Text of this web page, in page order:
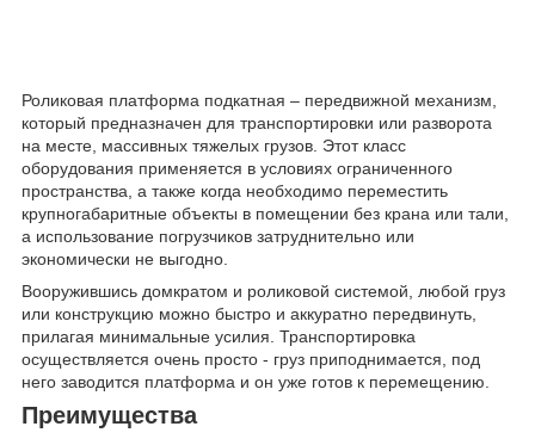
Роликовая платформа подкатная – передвижной механизм,
который предназначен для транспортировки или разворота
на месте, массивных тяжелых грузов. Этот класс
оборудования применяется в условиях ограниченного
пространства, а также когда необходимо переместить
крупногабаритные объекты в помещении без крана или тали,
а использование погрузчиков затруднительно или
экономически не выгодно.
Вооружившись домкратом и роликовой системой, любой груз
или конструкцию можно быстро и аккуратно передвинуть,
прилагая минимальные усилия. Транспортировка
осуществляется очень просто - груз приподнимается, под
него заводится платформа и он уже готов к перемещению.
Преимущества